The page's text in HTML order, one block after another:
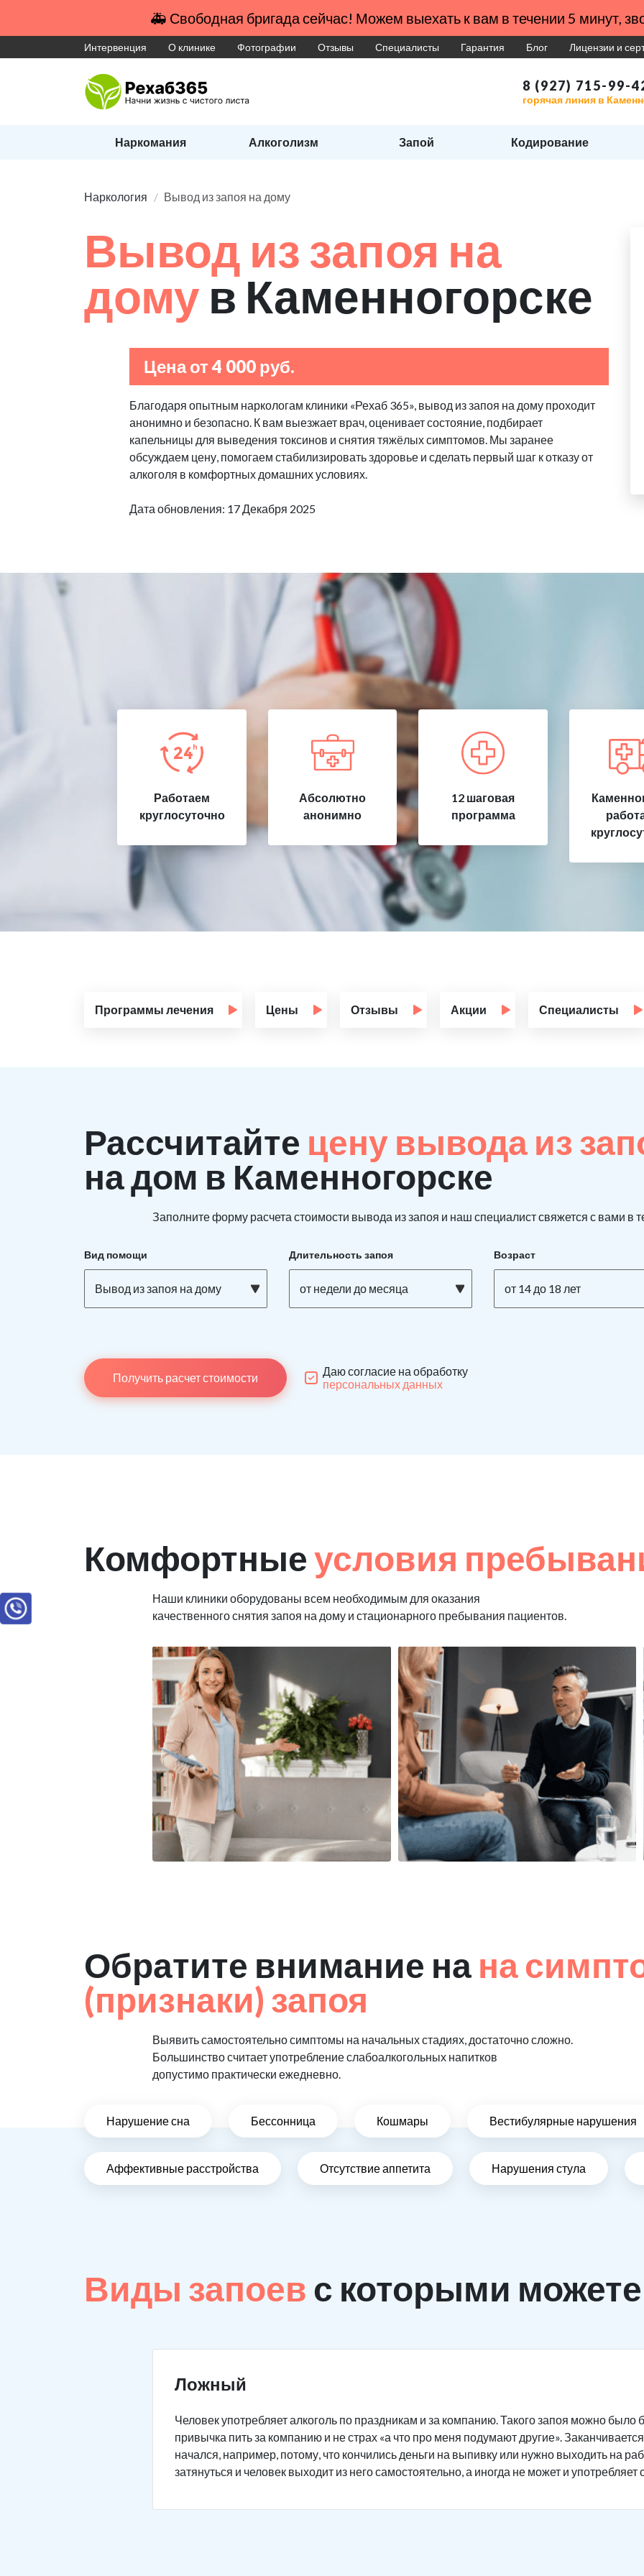
🚑 Свободная бригада сейчас! Можем выехать к вам в течении 5 минут,
Интервенция О клинике Фотографии Отзывы Специалисты Гарантия Блог Лицензии и
8 (927) 715-99-
горячая линия в
Наркомания Алкоголизм Запой Кодирование
Наркология Вывод из запоя на дому
Вывод из запоя на
дому в Каменногорске
Цена от 4 000 руб.
Благодаря опытным наркологам клиники «Рехаб 365», вывод из запоя на дому проходит
анонимно и безопасно. К вам выезжает врач, оценивает состояние, подбирает
капельницы для выведения токсинов и снятия тяжёлых симптомов. Мы заранее
обсуждаем цену, помогаем стабилизировать здоровье и сделать первый шаг к отказу от
алкоголя в комфортных домашних условиях.
Дата обновления: 17 Декабря 2025
Работаем
круглосуточно
Абсолютно
анонимно
12 шаговая
программа
Программы лечения Цены Отзывы Акции Специалисты
Рассчитайте цену вывода из
на дом в Каменногорске
Заполните форму расчета стоимости вывода из запоя и наш специалист свяжется с вами в
Вид помощи
Вывод из запоя на дому
Длительность запоя
от недели до месяца
Возраст
от 14 до 18 лет
Получить расчет стоимости
Даю согласие на обработку
персональных данных
Комфортныеусловия
Наши клиники оборудованы всем необходимым для оказания
качественного снятия запоя на дому и стационарного пребывания пациентов.
Обратите внимание на на
(признаки) запоя
Выявить самостоятельно симптомы на начальных стадиях, достаточно сложно.
Большинство считает употребление слабоалкогольных напитков
допустимо практически ежедневно.
Нарушение сна Бессонница Кошмары Вестибулярные нарушения
Аффективные расстройства Отсутствие аппетита Нарушения стула
Виды запоев с которыми
Ложный
Человек употребляет алкоголь по праздникам и за компанию. Такого запоя можно
привычка пить за компанию и не страх «а что про меня подумают другие».
начался, например, потому, что кончились деньги на выпивку или нужно выходить на
затянуться и человек выходит из него самостоятельно, а иногда не может и